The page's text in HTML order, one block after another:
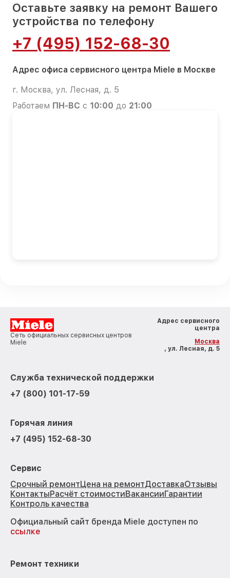
Оставьте заявку на ремонт Вашего
устройства по телефону
+7 (495) 152-68-30
Адрес офиса сервисного центра Miele в Москве
г. Москва, ул. Лесная, д. 5
Работаем ПН-ВС с 10:00 до 21:00
Сеть официальных сервисных центров
Miele
Адрес сервисного
центра
Москва
, ул. Лесная, д. 5
Служба технической поддержки
+7 (800) 101-17-59
Горячая линия
+7 (495) 152-68-30
Сервис
Срочный ремонтЦена на ремонтДоставкаОтзывы
КонтактыРасчёт стоимостиВакансииГарантии
Контроль качества
Официальный сайт бренда Miele доступен по
ссылке
Ремонт техники